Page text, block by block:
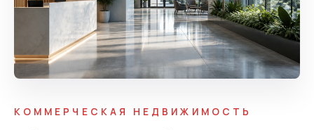
КОММЕРЧЕСКАЯ НЕДВИЖИМОСТЬ